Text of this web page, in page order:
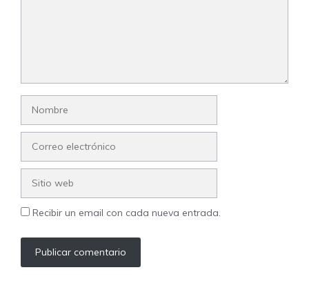
Recibir un email con cada nueva entrada.